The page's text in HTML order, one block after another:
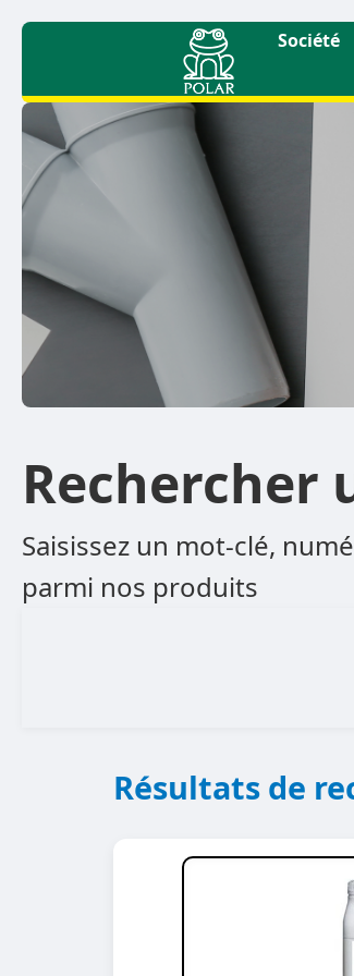
Société
Rechercher
Saisissez un mot-clé,
parmi nos produits
Résultats de